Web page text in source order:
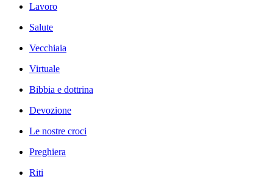
Lavoro
Salute
Vecchiaia
Virtuale
Bibbia e dottrina
Devozione
Le nostre croci
Preghiera
Riti